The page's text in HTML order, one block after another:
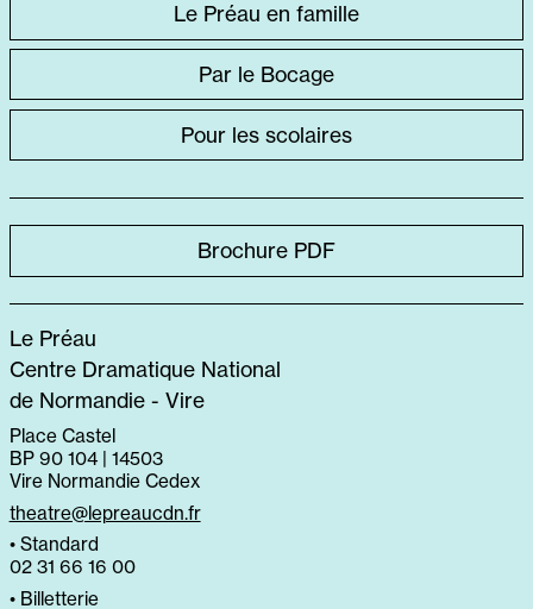
DIRECT
Le Préau en famille
Par le Bocage
Pour les scolaires
Brochure PDF
Le Préau
Centre Dramatique National
de Normandie - Vire
Place Castel
BP 90 104 | 14503
Vire Normandie Cedex
theatre@lepreaucdn.fr
• Standard
02 31 66 16 00
• Billetterie